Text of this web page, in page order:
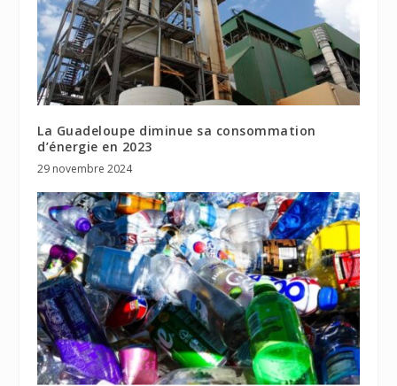
La Guadeloupe diminue sa consommation
d’énergie en 2023
29 novembre 2024